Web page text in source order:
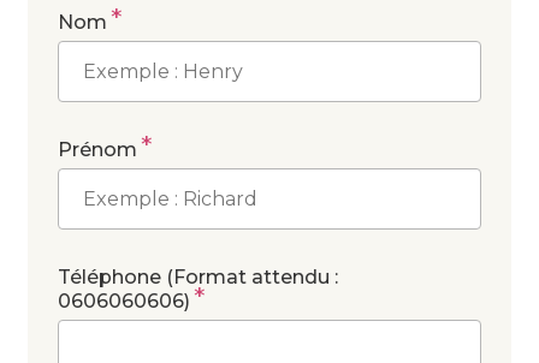
Nom *
Prénom *
Téléphone (Format attendu :
0606060606) *